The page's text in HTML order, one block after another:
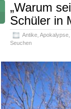
„Warum
Schüler in
Antike Apokalypse
Seuchen